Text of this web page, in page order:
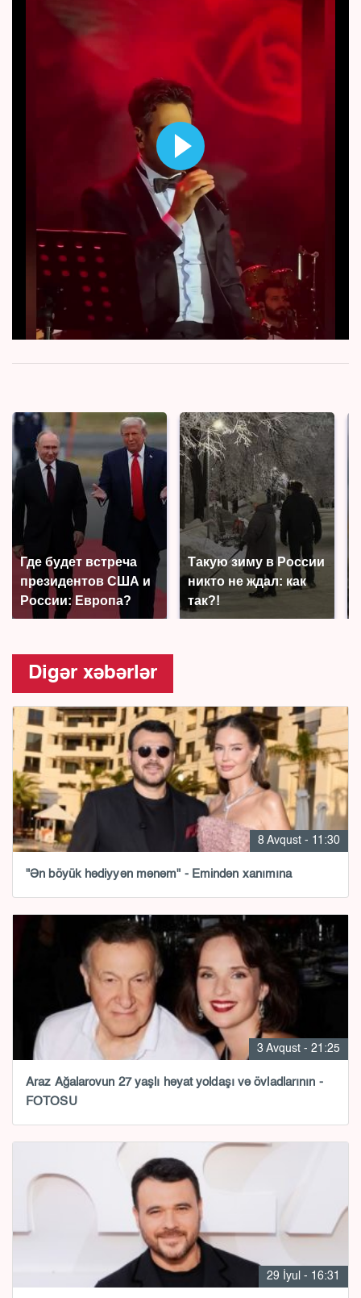
Где будет встреча
президентов США и
России: Европа?
Такую зиму в России
никто не ждал: как
так?!
Digər xəbərlər
8 Avqust - 11:30
"Ən böyük hədiyyən mənəm" - Emindən xanımına
3 Avqust - 21:25
Araz Ağalarovun 27 yaşlı həyat yoldaşı və övladlarının -
FOTOSU
29 İyul - 16:31